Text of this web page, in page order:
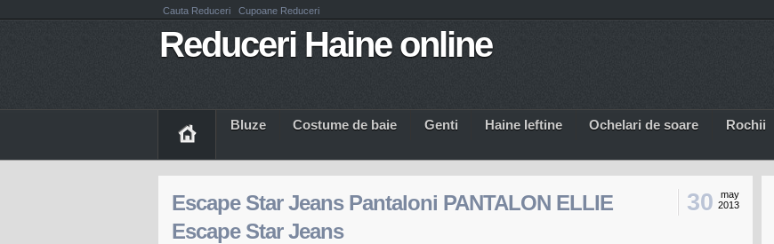
Cauta Reduceri Cupoane Reduceri
Reduceri Haine online
Bluze Costume de baie Genti Haine Ieftine Ochelari de soare Rochii
may
2013
30
Escape Star Jeans Pantaloni PANTALON ELLIE
Escape Star Jeans